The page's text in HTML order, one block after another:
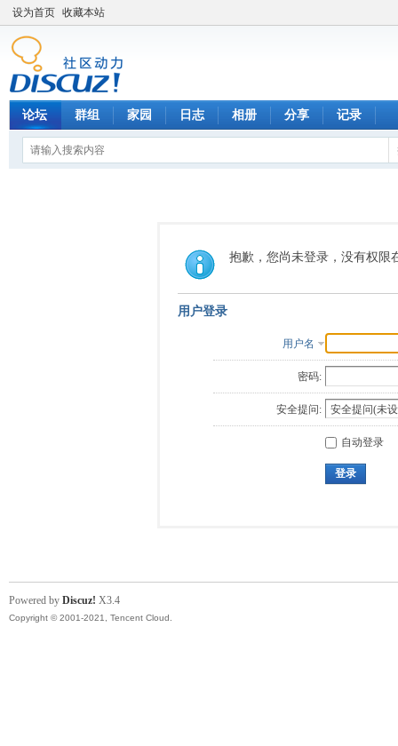
设为首页 收藏本站
论坛 群组 家园 日志 相册 分享 记录
抱歉，您尚未登录，没有权限
用户登录
用户名
密码:
安全提问:
自动登录
登录
Powered by Discuz! X3.4
Copyright © 2001-2021, Tencent Cloud.